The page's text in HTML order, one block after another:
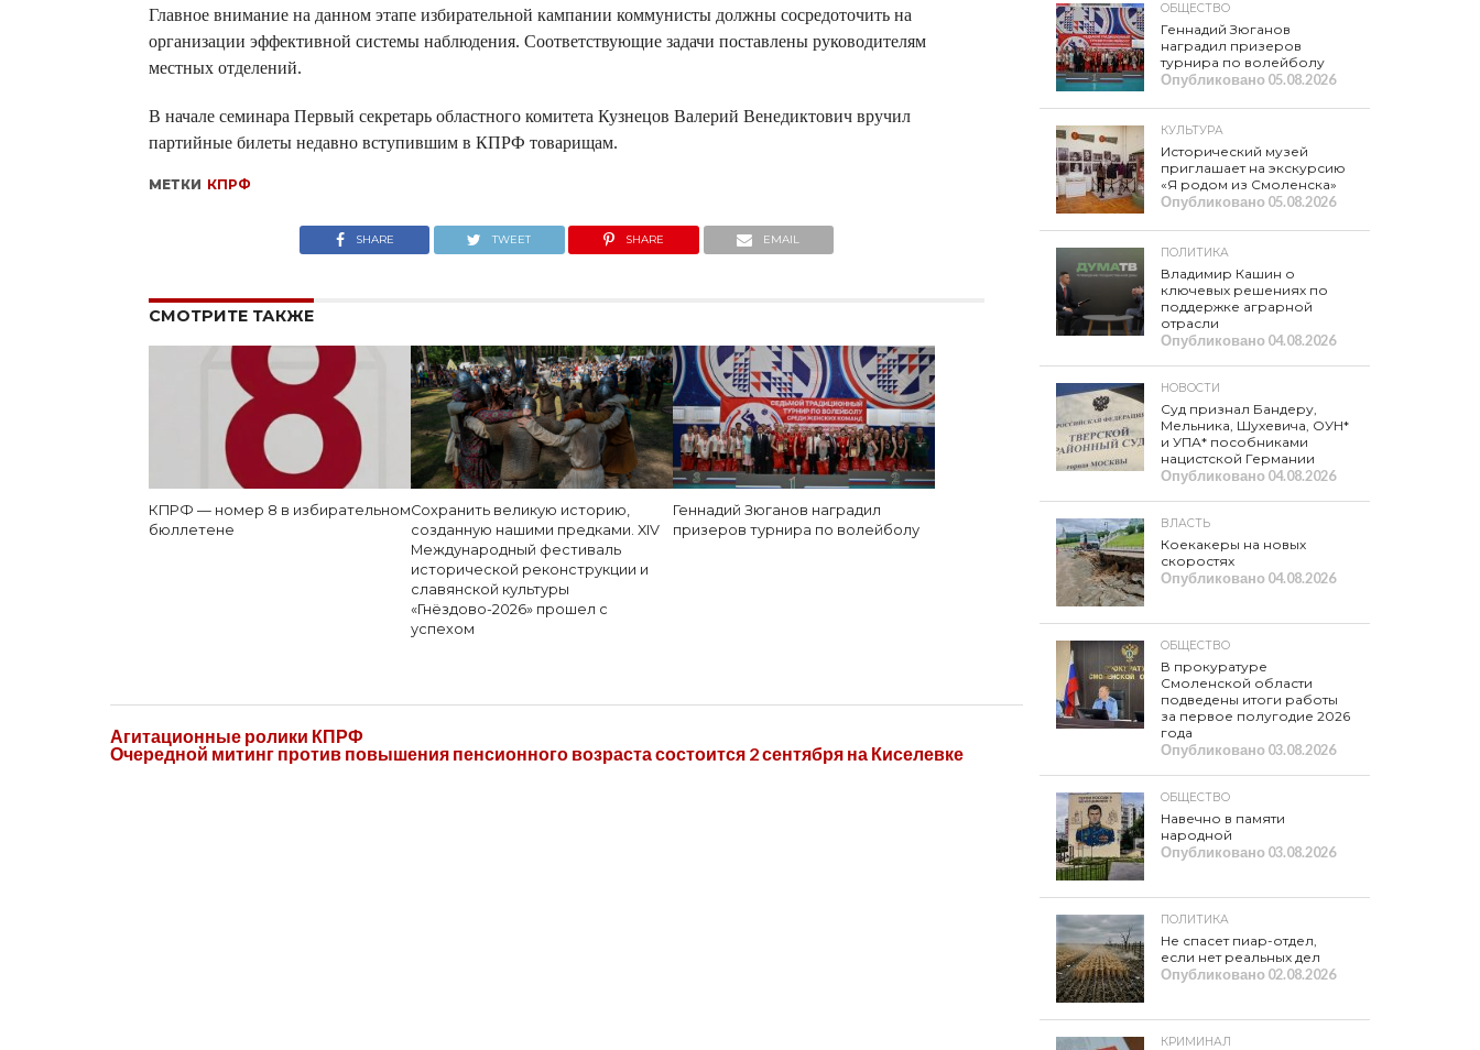
Главное внимание на данном этапе избирательной кампании коммунисты должны сосредоточить на
организации эффективной системы наблюдения. Соответствующие задачи поставлены руководителям
местных отделений.
В начале семинара Первый секретарь областного комитета Кузнецов Валерий Венедиктович вручил
партийные билеты недавно вступившим в КПРФ товарищам.
МЕТКИ КПРФ
SHARE TWEET SHARE EMAIL
СМОТРИТЕ ТАКЖЕ
КПРФ — номер 8 в избирательном
бюллетене
Сохранить великую историю,
созданную нашими предками. XIV
Международный фестиваль
исторической реконструкции и
славянской культуры
«Гнёздово-2026» прошел с
успехом
Геннадий Зюганов наградил
призеров турнира по волейболу
Агитационные ролики КПРФ
Очередной митинг против повышения пенсионного возраста состоится 2 сентября на Киселевке
ОБЩЕСТВО
Геннадий Зюганов
наградил призеров
турнира по волейболу
Опубликовано05.08.2026
КУЛЬТУРА
Исторический музей
приглашает на экскурсию
«Я родом из Смоленска»
Опубликовано05.08.2026
ПОЛИТИКА
Владимир Кашин о
ключевых решениях по
поддержке аграрной
отрасли
Опубликовано04.08.2026
НОВОСТИ
Суд признал Бандеру,
Мельника, Шухевича, ОУН*
и УПА* пособниками
нацистской Германии
Опубликовано04.08.2026
ВЛАСТЬ
Коекакеры на новых
скоростях
Опубликовано04.08.2026
ОБЩЕСТВО
В прокуратуре
Смоленской области
подведены итоги работы
за первое полугодие 2026
года
Опубликовано03.08.2026
ОБЩЕСТВО
Навечно в памяти
народной
Опубликовано03.08.2026
ПОЛИТИКА
Не спасет пиар-отдел,
если нет реальных дел
Опубликовано02.08.2026
КРИМИНАЛ